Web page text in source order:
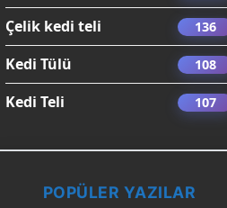
Çelik kedi teli 136
Kedi Tülü 108
Kedi Teli 107
POPÜLER YAZILAR